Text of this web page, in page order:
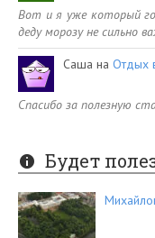
Вот и я уже который
деду морозу не сильно
Саша на Отдых
Спасибо за полезную
Будет